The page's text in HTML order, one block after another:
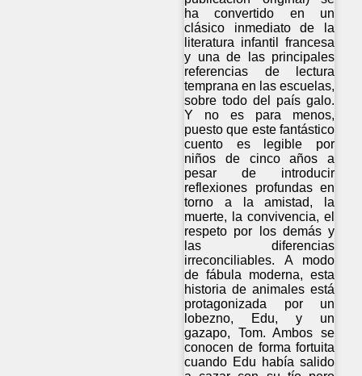
ha convertido en un
clásico inmediato de la
literatura infantil francesa
y una de las principales
referencias de lectura
temprana en las escuelas,
sobre todo del país galo.
Y no es para menos,
puesto que este fantástico
cuento es legible por
niños de cinco años a
pesar de introducir
reflexiones profundas en
torno a la amistad, la
muerte, la convivencia, el
respeto por los demás y
las diferencias
irreconciliables. A modo
de fábula moderna, esta
historia de animales está
protagonizada por un
lobezno, Edu, y un
gazapo, Tom. Ambos se
conocen de forma fortuita
cuando Edu había salido